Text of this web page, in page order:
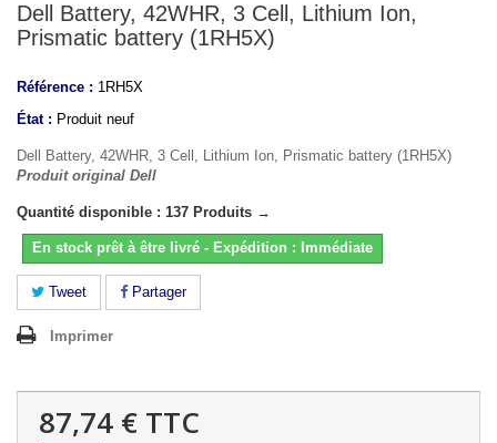
Dell Battery, 42WHR, 3 Cell, Lithium Ion,
Prismatic battery (1RH5X)
Référence : 1RH5X
État : Produit neuf
Dell Battery, 42WHR, 3 Cell, Lithium Ion, Prismatic battery (1RH5X)
Produit original Dell
Quantité disponible : 137 Produits →
En stock prêt à être livré - Expédition : Immédiate
Tweet Partager
Imprimer
87,74 € TTC